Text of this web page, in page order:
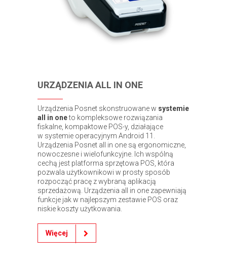
URZĄDZENIA ALL IN ONE
Urządzenia Posnet skonstruowane w systemie
all in oneto kompleksowe rozwiązania
fiskalne, kompaktowe POS-y, działające
w systemie operacyjnym Android 11.
Urządzenia Posnet all in one są ergonomiczne,
nowoczesne i wielofunkcyjne. Ich wspólną
cechą jest platforma sprzętowa POS, która
pozwala użytkownikowi w prosty sposób
rozpocząć pracę z wybraną aplikacją
sprzedażową. Urządzenia all in one zapewniają
funkcje jak w najlepszym zestawie POS oraz
niskie koszty użytkowania.
Więcej